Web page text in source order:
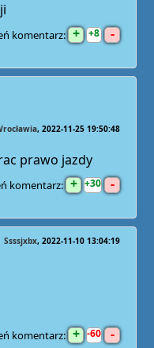
komentarz: + 8 -
2022-11-25 19:50:48
prawo jazdy
komentarz: + 30 -
Ssssjxbx 2022-11-10 13:04:19
komentarz: + 60 -